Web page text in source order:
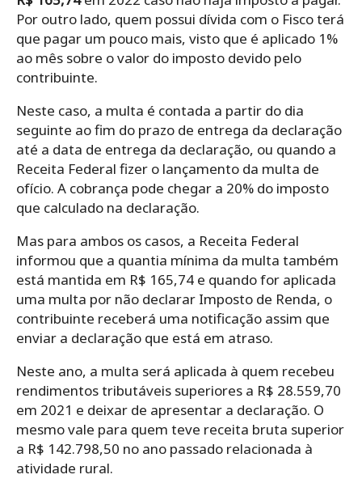
Por outro lado, quem possui dívida com o Fisco terá
que pagar um pouco mais, visto que é aplicado 1%
ao mês sobre o valor do imposto devido pelo
contribuinte.
Neste caso, a multa é contada a partir do dia
seguinte ao fim do prazo de entrega da declaração
até a data de entrega da declaração, ou quando a
Receita Federal fizer o lançamento da multa de
ofício. A cobrança pode chegar a 20% do imposto
que calculado na declaração.
Mas para ambos os casos, a Receita Federal
informou que a quantia mínima da multa também
está mantida em R$ 165,74 e quando for aplicada
uma multa por não declarar Imposto de Renda, o
contribuinte receberá uma notificação assim que
enviar a declaração que está em atraso.
Neste ano, a multa será aplicada à quem recebeu
rendimentos tributáveis superiores a R$ 28.559,70
em 2021 e deixar de apresentar a declaração. O
mesmo vale para quem teve receita bruta superior
a R$ 142.798,50 no ano passado relacionada à
atividade rural.